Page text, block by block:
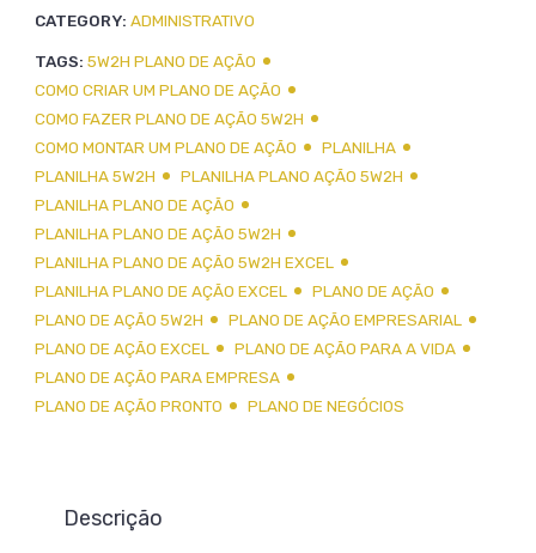
quantidade
CATEGORY: ADMINISTRATIVO
TAGS: 5W2H PLANO DE AÇÃO
COMO CRIAR UM PLANO DE AÇÃO
COMO FAZER PLANO DE AÇÃO 5W2H
COMO MONTAR UM PLANO DE AÇÃO
PLANILHA
PLANILHA 5W2H
PLANILHA PLANO AÇÃO 5W2H
PLANILHA PLANO DE AÇÃO
PLANILHA PLANO DE AÇÃO 5W2H
PLANILHA PLANO DE AÇÃO 5W2H EXCEL
PLANILHA PLANO DE AÇÃO EXCEL
PLANO DE AÇÃO
PLANO DE AÇÃO 5W2H
PLANO DE AÇÃO EMPRESARIAL
PLANO DE AÇÃO EXCEL
PLANO DE AÇÃO PARA A VIDA
PLANO DE AÇÃO PARA EMPRESA
PLANO DE AÇÃO PRONTO
PLANO DE NEGÓCIOS
Descrição